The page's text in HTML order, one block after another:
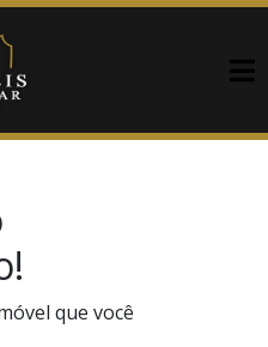
que você